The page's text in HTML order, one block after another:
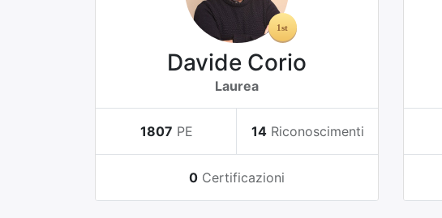
Davide Corio
Laurea
1807 PE 14 Riconoscimenti
0 Certificazioni